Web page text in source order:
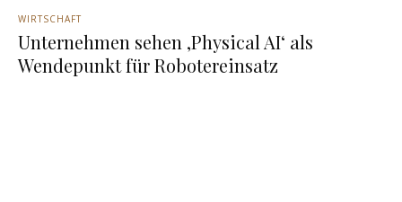
WIRTSCHAFT
Unternehmen sehen ‚Physical AI‘ als
Wendepunkt für Robotereinsatz